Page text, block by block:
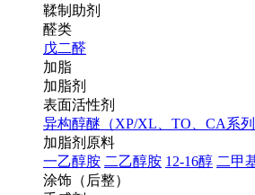
鞣制助剂
醛类
戊二醛
加脂
加脂剂
表面活性剂
异构醇醚（XP/XL、TO、CA系列
加脂剂原料
一乙醇胺 二乙醇胺 12-16醇 二甲
涂饰（后整）